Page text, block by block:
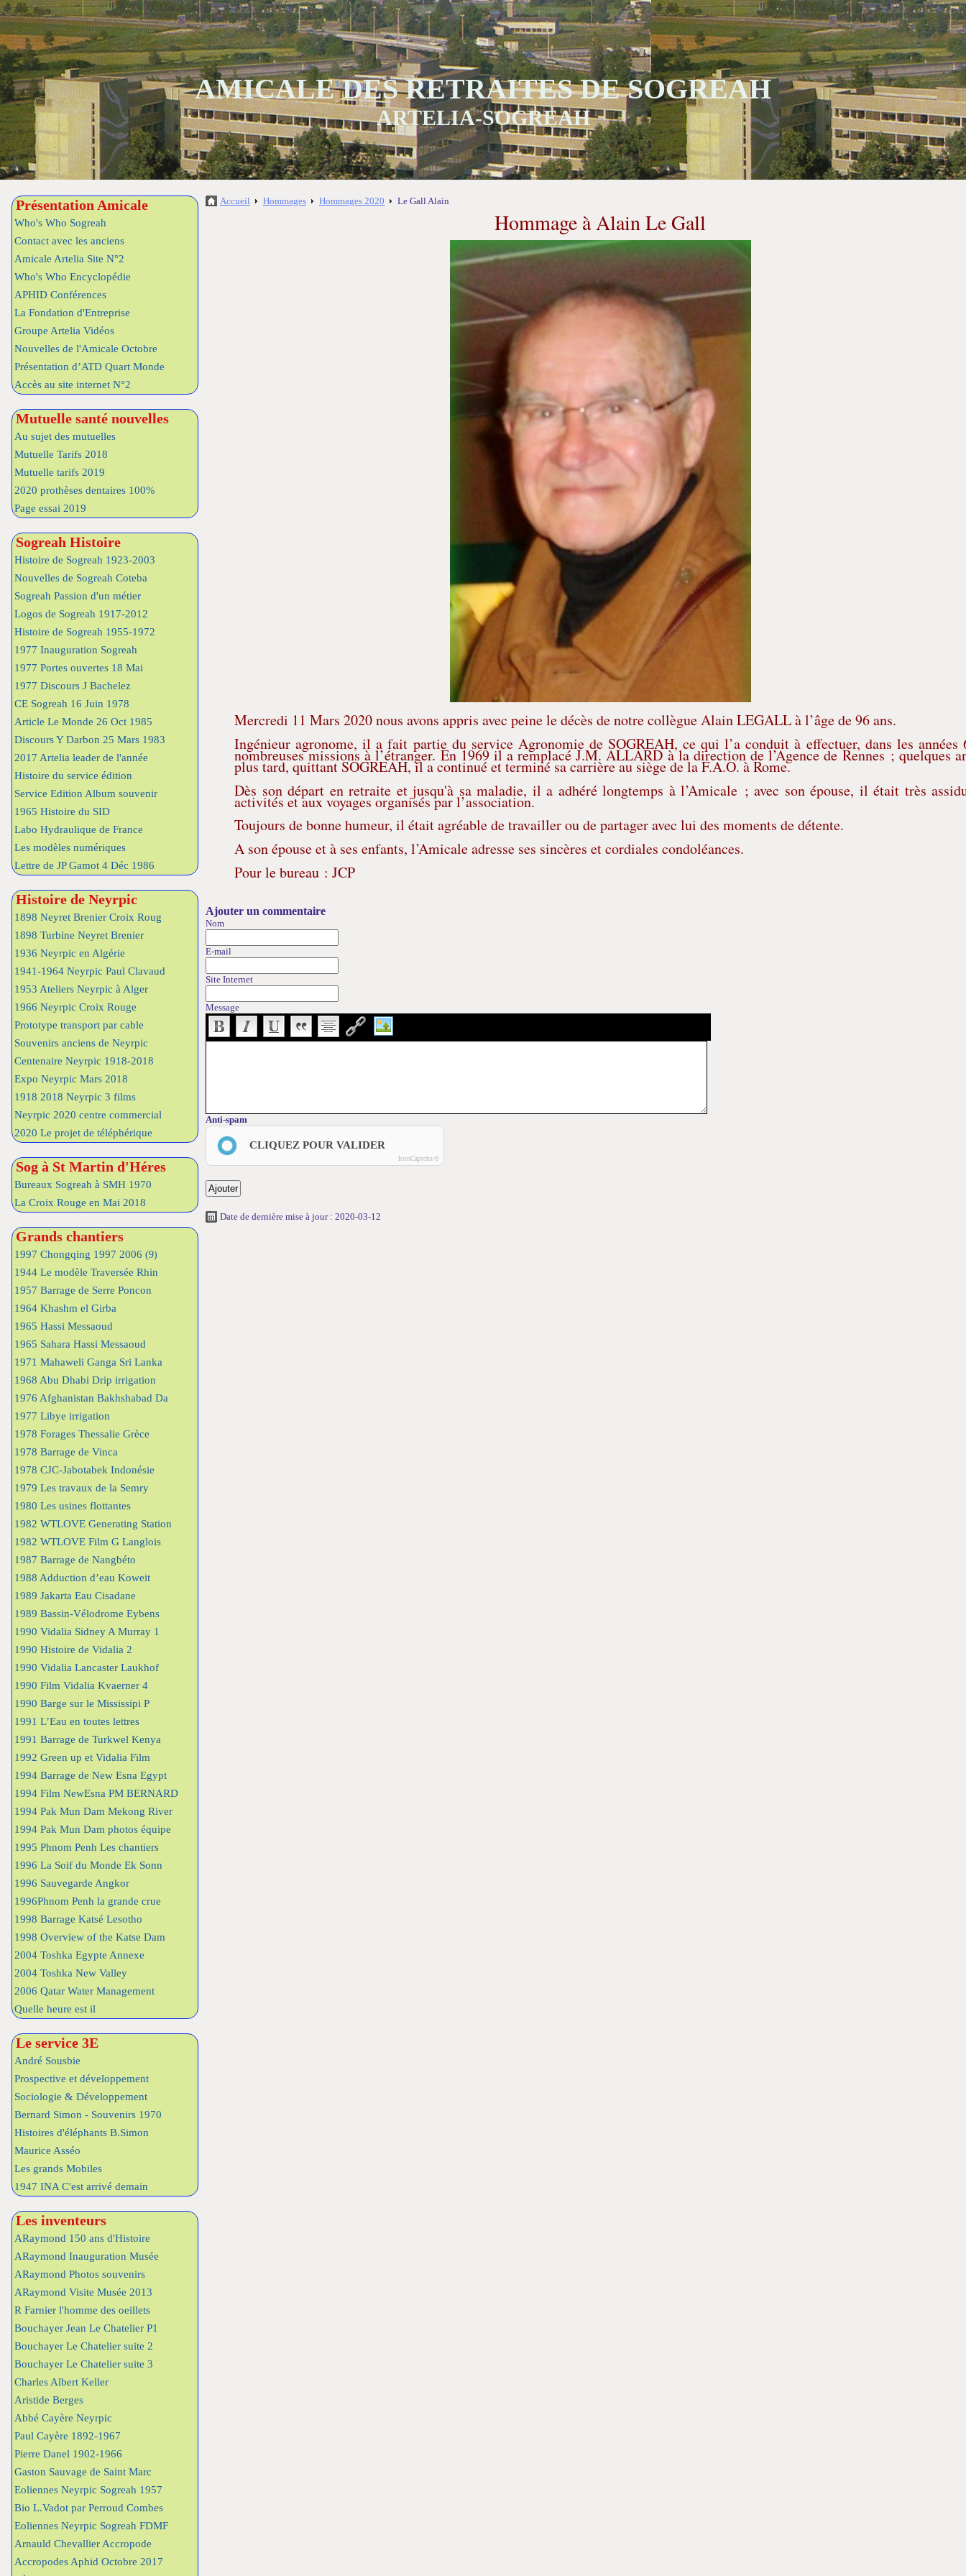
AMICALE DES RETRAITES DE SOGREAH
ARTELIA-SOGREAH
Présentation Amicale
Who's Who Sogreah
Contact avec les anciens
Amicale Artelia Site N°2
Who's Who Encyclopédie
APHID Conférences
La Fondation d'Entreprise
Groupe Artelia Vidéos
Nouvelles de l'Amicale Octobre
Présentation d’ATD Quart Monde
Accès au site internet N°2
Mutuelle santé nouvelles
Au sujet des mutuelles
Mutuelle Tarifs 2018
Mutuelle tarifs 2019
2020 prothèses dentaires 100%
Page essai 2019
Sogreah Histoire
Histoire de Sogreah 1923-2003
Nouvelles de Sogreah Coteba
Sogreah Passion d'un métier
Logos de Sogreah 1917-2012
Histoire de Sogreah 1955-1972
1977 Inauguration Sogreah
1977 Portes ouvertes 18 Mai
1977 Discours J Bachelez
CE Sogreah 16 Juin 1978
Article Le Monde 26 Oct 1985
Discours Y Darbon 25 Mars 1983
2017 Artelia leader de l'année
Histoire du service édition
Service Edition Album souvenir
1965 Histoire du SID
Labo Hydraulique de France
Les modèles numériques
Lettre de JP Gamot 4 Déc 1986
Histoire de Neyrpic
1898 Neyret Brenier Croix Roug
1898 Turbine Neyret Brenier
1936 Neyrpic en Algérie
1941-1964 Neyrpic Paul Clavaud
1953 Ateliers Neyrpic à Alger
1966 Neyrpic Croix Rouge
Prototype transport par cable
Souvenirs anciens de Neyrpic
Centenaire Neyrpic 1918-2018
Expo Neyrpic Mars 2018
1918 2018 Neyrpic 3 films
Neyrpic 2020 centre commercial
2020 Le projet de téléphérique
Sog à St Martin d'Héres
Bureaux Sogreah à SMH 1970
La Croix Rouge en Mai 2018
Grands chantiers
1997 Chongqing 1997 2006 (9)
1944 Le modèle Traversée Rhin
1957 Barrage de Serre Poncon
1964 Khashm el Girba
1965 Hassi Messaoud
1965 Sahara Hassi Messaoud
1971 Mahaweli Ganga Sri Lanka
1968 Abu Dhabi Drip irrigation
1976 Afghanistan Bakhshabad Da
1977 Libye irrigation
1978 Forages Thessalie Grèce
1978 Barrage de Vinca
1978 CJC-Jabotabek Indonésie
1979 Les travaux de la Semry
1980 Les usines flottantes
1982 WTLOVE Generating Station
1982 WTLOVE Film G Langlois
1987 Barrage de Nangbéto
1988 Adduction d’eau Koweit
1989 Jakarta Eau Cisadane
1989 Bassin-Vélodrome Eybens
1990 Vidalia Sidney A Murray 1
1990 Histoire de Vidalia 2
1990 Vidalia Lancaster Laukhof
1990 Film Vidalia Kvaerner 4
1990 Barge sur le Mississipi P
1991 L’Eau en toutes lettres
1991 Barrage de Turkwel Kenya
1992 Green up et Vidalia Film
1994 Barrage de New Esna Egypt
1994 Film NewEsna PM BERNARD
1994 Pak Mun Dam Mekong River
1994 Pak Mun Dam photos équipe
1995 Phnom Penh Les chantiers
1996 La Soif du Monde Ek Sonn
1996 Sauvegarde Angkor
1996Phnom Penh la grande crue
1998 Barrage Katsé Lesotho
1998 Overview of the Katse Dam
2004 Toshka Egypte Annexe
2004 Toshka New Valley
2006 Qatar Water Management
Quelle heure est il
Le service 3E
André Sousbie
Prospective et développement
Sociologie & Développement
Bernard Simon - Souvenirs 1970
Histoires d'éléphants B.Simon
Maurice Asséo
Les grands Mobiles
1947 INA C'est arrivé demain
Les inventeurs
ARaymond 150 ans d'Histoire
ARaymond Inauguration Musée
ARaymond Photos souvenirs
ARaymond Visite Musée 2013
R Farnier l'homme des oeillets
Bouchayer Jean Le Chatelier P1
Bouchayer Le Chatelier suite 2
Bouchayer Le Chatelier suite 3
Charles Albert Keller
Aristide Berges
Abbé Cayère Neyrpic
Paul Cayère 1892-1967
Pierre Danel 1902-1966
Gaston Sauvage de Saint Marc
Eoliennes Neyrpic Sogreah 1957
Bio L.Vadot par Perroud Combes
Eoliennes Neyrpic Sogreah FDMF
Arnauld Chevallier Accropode
Accropodes Aphid Octobre 2017
Accueil Hommages Hommages 2020 Le Gall Alain
Hommage à Alain Le Gall
Mercredi 11 Mars 2020 nous avons appris avec peine le décès de notre collègue Alain LEGALL à l’âge de 96 ans.
Ingénieur agronome, il a fait partie du service Agronomie de SOGREAH, ce qui l’a conduit à effectuer, dans les années
nombreuses missions à l’étranger. En 1969 il a remplacé J.M. ALLARD à la direction de l’Agence de Rennes ; quelques
plus tard, quittant SOGREAH, il a continué et terminé sa carrière au siège de la F.A.O. à Rome.
Dès son départ en retraite et jusqu'à sa maladie, il a adhéré longtemps à l’Amicale ; avec son épouse, il était très
activités et aux voyages organisés par l’association.
Toujours de bonne humeur, il était agréable de travailler ou de partager avec lui des moments de détente.
A son épouse et à ses enfants, l’Amicale adresse ses sincères et cordiales condoléances.
Pour le bureau : JCP
Ajouter un commentaire
Nom
E-mail
Site Internet
Message
Anti-spam
CLIQUEZ POUR VALIDER
IconCaptcha ©
Date de dernière mise à jour : 2020-03-12